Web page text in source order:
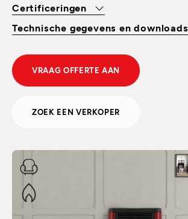
Certificeringen
Technische gegevens en downloads
VRAAG OFFERTE AAN
ZOEK EEN VERKOPER